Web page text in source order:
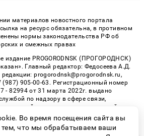
материалов новостного портала
на ресурс обязательна, в противном
нормы законодательства РФ об
и смежных правах
издание PROGORODNSK (ПРОГОРОДНСК)
Главный редактор: Федосеева А.Д.
progorodnsk@progorodnsk.ru,
(987) 905-00-63. Регистрационный номер
82994 от 31 марта 2022г. выдано
по надзору в сфере связи,
и массовых коммуникаций.
категория сайта 16+.
Во время посещения сайта вы
тем, что мы обрабатываем ваши